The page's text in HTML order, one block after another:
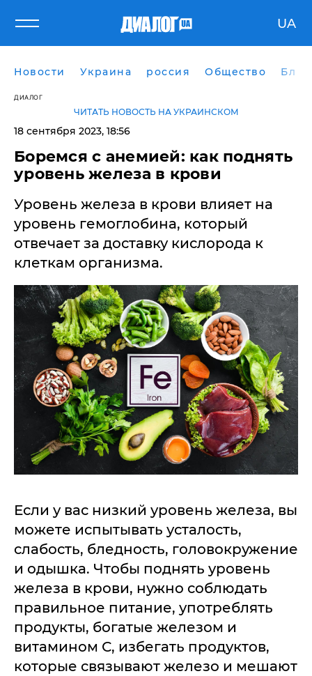
UA
Новости Украина россия Общество
ДИАЛОГ
ЧИТАТЬ НОВОСТЬ НА УКРАИНСКОМ
18 сентября 2023, 18:56
Боремся с анемией: как поднять
уровень железа в крови
Уровень железа в крови влияет на
уровень гемоглобина, который
отвечает за доставку кислорода к
клеткам организма.
Если у вас низкий уровень железа, вы
можете испытывать усталость,
слабость, бледность, головокружение
и одышка. Чтобы поднять уровень
железа в крови, нужно соблюдать
правильное питание, употреблять
продукты, богатые железом и
витамином С, избегать продуктов,
которые связывают железо и мешают